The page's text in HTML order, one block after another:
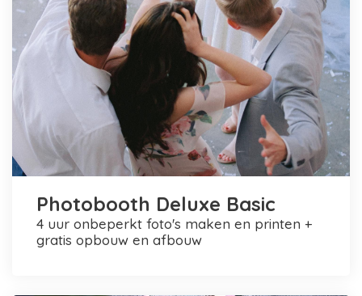
Photobooth Deluxe Basic
4 uur onbeperkt foto's maken en printen +
gratis opbouw en afbouw